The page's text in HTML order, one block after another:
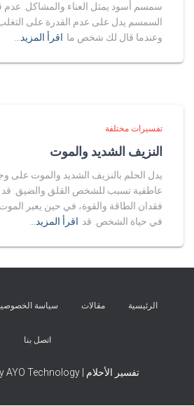
سمسم أسود يمثل العناء والمشاكل.
السمسم يدل على عدم القدرة على
وعندما قال لك شخص ما اقرأ المزيد…
تفسيرات مختلفة
النزيف الشديد والموت
يدل الحلم بالنزيف الشديد والموت على
عاطفية تسبب للشخص القلق والضيق. قد
فقدان الطاقة والقوة، في حين يعبر
في حياة الشخص. قد اقرأ المزيد…
الرئيسية مقالات سياسة
اتصل بنا
تفسير الأحلام | Made with ❤️ by AYO Technology